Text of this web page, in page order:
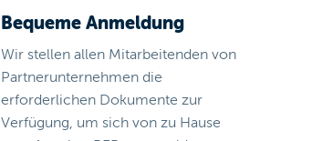
Bequeme Anmeldung
Wir stellen allen Mitarbeitenden von
Partnerunternehmen die
erforderlichen Dokumente zur
Verfügung, um sich von zu Hause